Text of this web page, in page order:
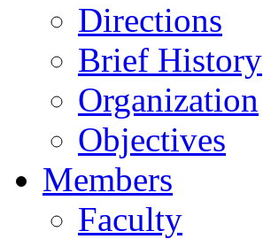
Directions
Brief History
Organization
Objectives
Members
Faculty